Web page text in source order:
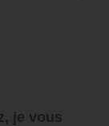
je vous